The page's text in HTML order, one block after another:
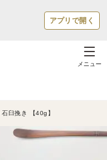
アプリで開く
メニュー
臼挽き 【40g】